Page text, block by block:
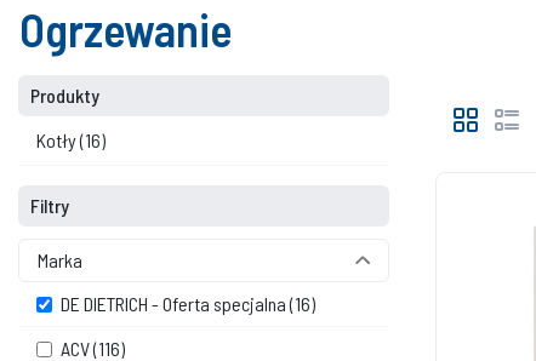
Ogrzewanie
Produkty
Kotły(16)
Filtry
Marka
DE DIETRICH - Oferta specjalna(16)
ACV(116)